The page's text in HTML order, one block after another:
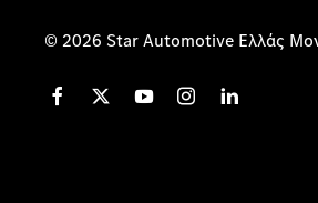
© 2026 Star Automotive Ελλάς